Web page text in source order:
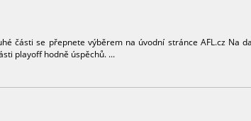
části se přepnete výběrem na úvodní stránce AFL.cz Na
playoff hodně úspěchů. ...